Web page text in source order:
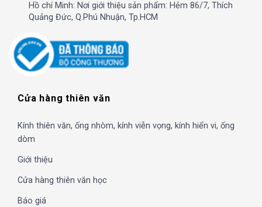
Hồ chí Minh: Nơi giới thiệu sản phẩm: Hẻm 86/7, Thích
Quảng Đức, Q.Phú Nhuận, Tp.HCM
Cửa hàng thiên văn
Kính thiên văn, ống nhòm, kính viễn vọng, kính hiển vi, ống
dòm
Giới thiệu
Cửa hàng thiên văn học
Báo giá